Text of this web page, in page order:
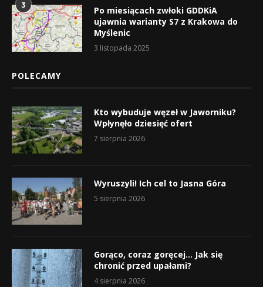
3
Po miesiącach zwłoki GDDKiA
ujawnia warianty S7 z Krakowa do
Myślenic
3 listopada 2025
POLECAMY
Kto wybuduje węzeł w Jaworniku?
Wpłynęło dziesięć ofert
7 sierpnia 2026
Wyruszyli! Ich cel to Jasna Góra
5 sierpnia 2026
Gorąco, coraz goręcej… Jak się
chronić przed upałami?
4 sierpnia 2026